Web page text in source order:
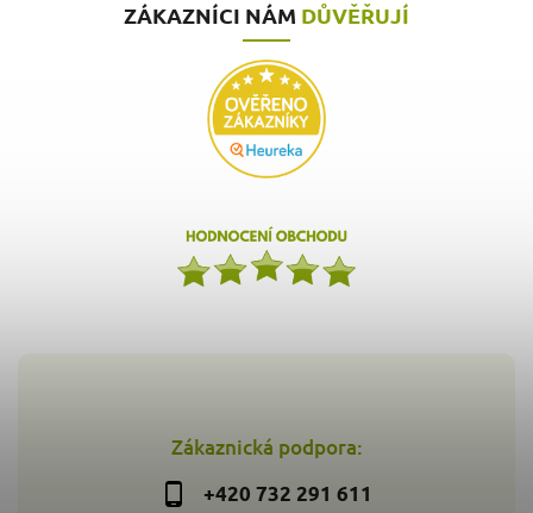
Zákaznická podpora:
+420 732 291 611
ZÁKAZNÍCI NÁM DŮVĚŘUJÍ